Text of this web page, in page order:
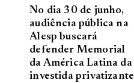
No dia 30 de junho,
audiência pública na
Alesp buscará
defender Memorial
da América Latina da
investida privatizante